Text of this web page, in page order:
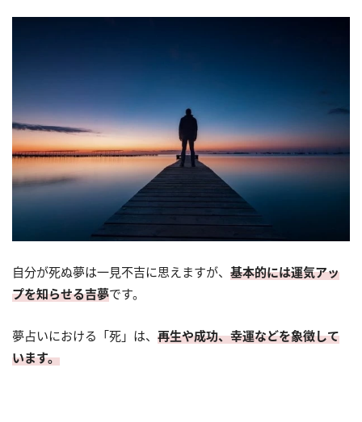
自分が死ぬ夢は一見不吉に思えますが、 基本的には運気アッ
プを知らせる吉夢です。
夢占いにおける「死」は、 再生や成功、幸運などを象徴して
います。